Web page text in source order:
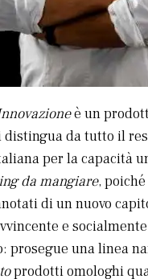
è un
distingua da tutto il
per la capacità
da mangiare,
di un nuovo
e
prosegue una linea
prodotti omologhi